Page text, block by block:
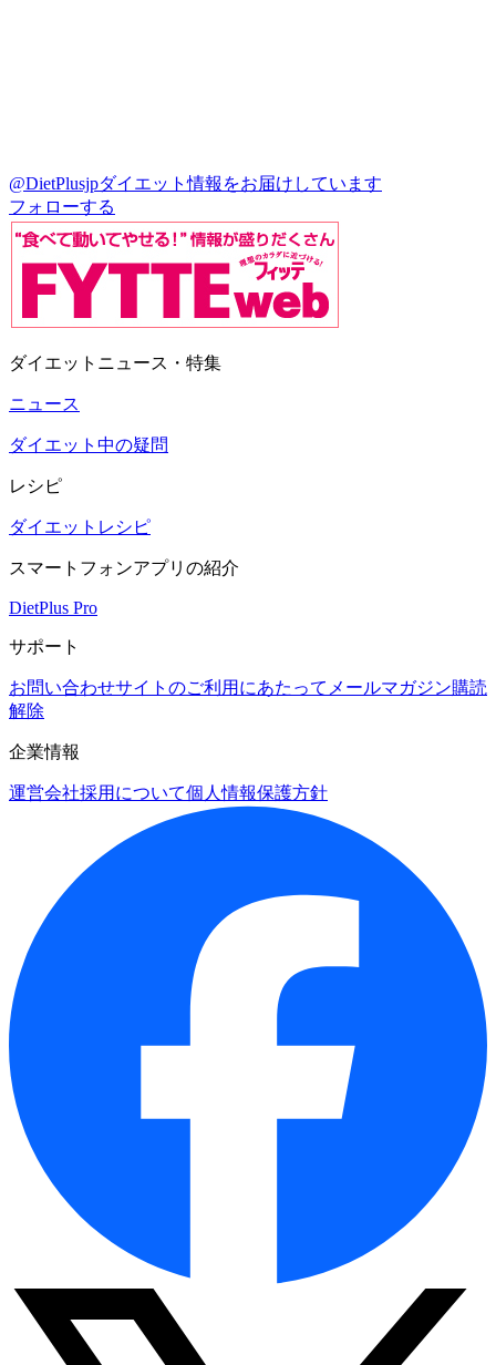
@DietPlusjpダイエット情報をお届けしています
フォローする
ダイエットニュース・特集
ニュース
ダイエット中の疑問
レシピ
ダイエットレシピ
スマートフォンアプリの紹介
DietPlus Pro
サポート
お問い合わせサイトのご利用にあたって メールマガジン購読
解除
企業情報
運営会社採用について個人情報保護方針